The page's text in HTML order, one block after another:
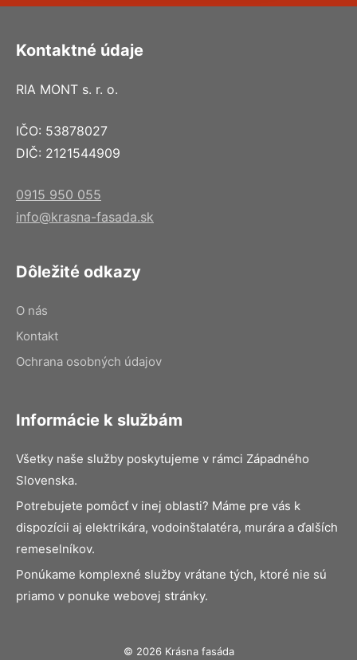
Kontaktné údaje
RIA MONT s. r. o.
IČO: 53878027
DIČ: 2121544909
0915 950 055
info@krasna-fasada.sk
Dôležité odkazy
O nás
Kontakt
Ochrana osobných údajov
Informácie k službám
Všetky naše služby poskytujeme v rámci Západného
Slovenska.
Potrebujete pomôcť v inej oblasti? Máme pre vás k
dispozícii aj elektrikára, vodoinštalatéra, murára a ďalších
remeselníkov.
Ponúkame komplexné služby vrátane tých, ktoré nie sú
priamo v ponuke webovej stránky.
© 2026 Krásna fasáda